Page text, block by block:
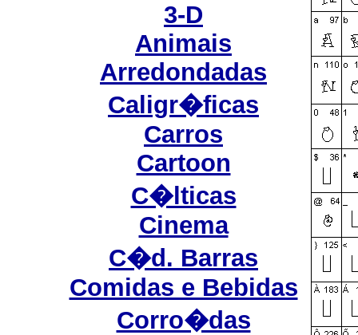
3-D
Animais
Arredondadas
Caligr�ficas
Carros
Cartoon
C�lticas
Cinema
C�d. Barras
Comidas e Bebidas
Corro�das